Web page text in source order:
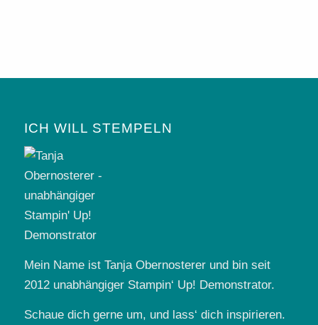
ICH WILL STEMPELN
Mein Name ist Tanja Obernosterer und bin seit
2012 unabhängiger Stampin‘ Up! Demonstrator.
Schaue dich gerne um, und lass‘ dich inspirieren.